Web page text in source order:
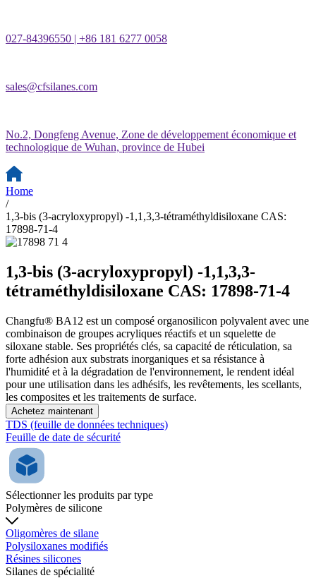
027-84396550 | +86 181 6277 0058
sales@cfsilanes.com
No.2, Dongfeng Avenue, Zone de développement économique et
technologique de Wuhan, province de Hubei
Home
/
1,3-bis (3-acryloxypropyl) -1,1,3,3-tétraméthyldisiloxane CAS:
17898-71-4
1,3-bis (3-acryloxypropyl) -1,1,3,3-
tétraméthyldisiloxane CAS: 17898-71-4
Changfu® BA12 est un composé organosilicon polyvalent avec une
combinaison de groupes acryliques réactifs et un squelette de
siloxane stable. Ses propriétés clés, sa capacité de réticulation, sa
forte adhésion aux substrats inorganiques et sa résistance à
l'humidité et à la dégradation de l'environnement, le rendent idéal
pour une utilisation dans les adhésifs, les revêtements, les scellants,
les composites et les traitements de surface.
Achetez maintenant
TDS (feuille de données techniques)
Feuille de date de sécurité
Sélectionner les produits par type
Polymères de silicone
Oligomères de silane
Polysiloxanes modifiés
Résines silicones
Silanes de spécialité